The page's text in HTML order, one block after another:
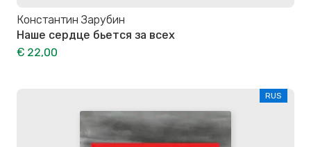
Константин Зарубин
Наше сердце бьется за всех
€ 22,00
RUS